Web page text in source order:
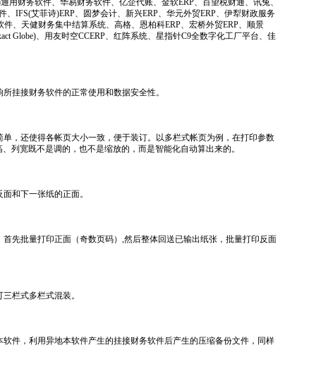
财务软件、华易财务软件、亿企代账、金软ERP、百望税财通、讯兔、
IFS(艾菲诗)ERP、圆梦会计、新兴ERP、华元外贸ERP、伊犁财政服务
、天健财务集中结算系统、高格、恩柏科ERP、宏桥外贸ERP、顺景
Globe)、用友时空CCERP、红阵系统、星指针C9全数字化工厂平台、佳
挂接财务软件的正常使用和数据安全性。
，还使得各帐页大小一致，便于装订。以多栏式帐页为例，在打印参数
列宽既不是调的，也不是缩放的，而是智能化自动算出来的。
和下一张纸的正面。
先批量打印正面（奇数页码）,然后整体回送已输出纸张，批量打印反面
栏式多栏式混装。
件，利用异地本软件产生的挂接财务软件后产生的压缩备份文件，同样